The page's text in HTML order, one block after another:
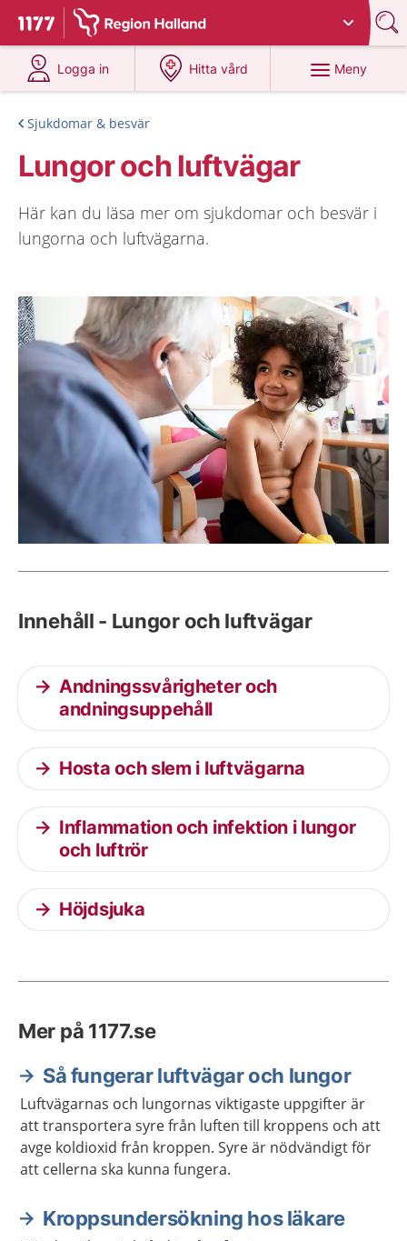
Till startsidan för 1177
Du har valt region Halland
Logga in
på 1177.se
Hitta vård
på 1177.se
Meny
Sjukdomar & besvär
Lungor och luftvägar
Här kan du läsa mer om sjukdomar och besvär i
lungorna och luftvägarna.
Innehåll - Lungor och luftvägar
Andningssvårigheter och
andningsuppehåll
Hosta och slem i luftvägarna
Inflammation och infektion i lungor
och luftrör
Höjdsjuka
Mer på 1177.se
Så fungerar luftvägar och lungor
Luftvägarnas och lungornas viktigaste uppgifter är
att transportera syre från luften till kroppens och att
avge koldioxid från kroppen. Syre är nödvändigt för
att cellerna ska kunna fungera.
Kroppsundersökning hos läkare